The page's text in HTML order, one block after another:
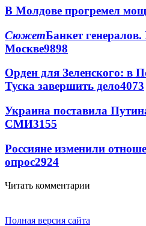
В Молдове прогремел
СюжетБанкет
Москве9898
Орден для Зеленского: в
Туска завершить дело4073
Украина поставила
СМИ3155
Россияне изменили
опрос2924
Читать комментарии
Полная версия сайта